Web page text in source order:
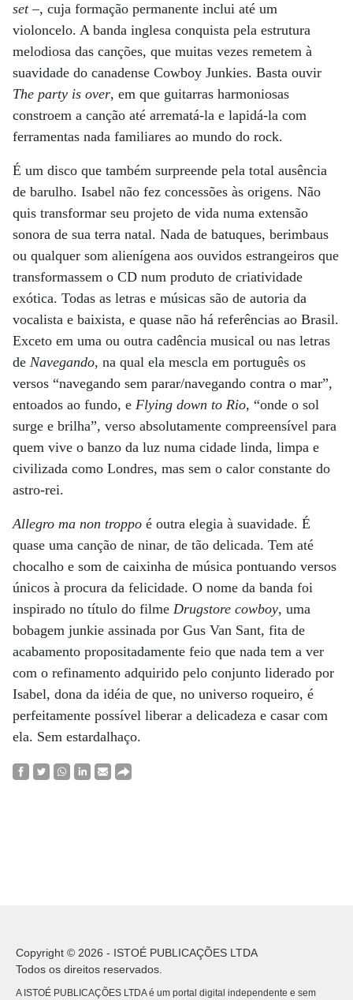
set–, cuja formação permanente inclui até um
violoncelo. A banda inglesa conquista pela estrutura
melodiosa das canções, que muitas vezes remetem à
suavidade do canadense Cowboy Junkies. Basta ouvir
The party is over, em que guitarras harmoniosas
constroem a canção até arrematá-la e lapidá-la com
ferramentas nada familiares ao mundo do rock.
É um disco que também surpreende pela total ausência
de barulho. Isabel não fez concessões às origens. Não
quis transformar seu projeto de vida numa extensão
sonora de sua terra natal. Nada de batuques, berimbaus
ou qualquer som alienígena aos ouvidos estrangeiros que
transformassem o CD num produto de criatividade
exótica. Todas as letras e músicas são de autoria da
vocalista e baixista, e quase não há referências ao Brasil.
Exceto em uma ou outra cadência musical ou nas letras
de Navegando, na qual ela mescla em português os
versos “navegando sem parar/navegando contra o mar”,
entoados ao fundo, e Flying down to Rio, “onde o sol
surge e brilha”, verso absolutamente compreensível para
quem vive o banzo da luz numa cidade linda, limpa e
civilizada como Londres, mas sem o calor constante do
astro-rei.
Allegro ma non troppo é outra elegia à suavidade. É
quase uma canção de ninar, de tão delicada. Tem até
chocalho e som de caixinha de música pontuando versos
únicos à procura da felicidade. O nome da banda foi
inspirado no título do filme Drugstore cowboy, uma
bobagem junkie assinada por Gus Van Sant, fita de
acabamento propositadamente feio que nada tem a ver
com o refinamento adquirido pelo conjunto liderado por
Isabel, dona da idéia de que, no universo roqueiro, é
perfeitamente possível liberar a delicadeza e casar com
ela. Sem estardalhaço.
Copyright © 2026 - ISTOÉ PUBLICAÇÕES LTDA
Todos os direitos reservados.
A ISTOÉ PUBLICAÇÕES LTDA é um portal digital independente e sem